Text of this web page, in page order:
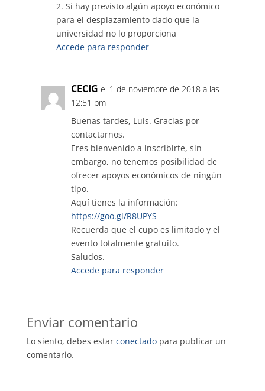
2. Si hay previsto algún apoyo económico
para el desplazamiento dado que la
universidad no lo proporciona
Accede para responder
CECIG el 1 de noviembre de 2018 a las
12:51 pm
Buenas tardes, Luis. Gracias por
contactarnos.
Eres bienvenido a inscribirte, sin
embargo, no tenemos posibilidad de
ofrecer apoyos económicos de ningún
tipo.
Aquí tienes la información:
https://goo.gl/R8UPYS
Recuerda que el cupo es limitado y el
evento totalmente gratuito.
Saludos.
Accede para responder
Enviar comentario
Lo siento, debes estar conectadopara publicar un
comentario.